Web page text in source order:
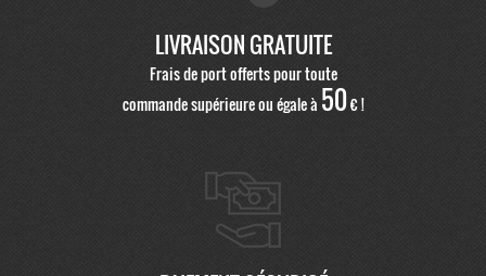
LIVRAISON GRATUITE
Frais de port offerts pour toute
commande supérieure ou égale à 50€ !